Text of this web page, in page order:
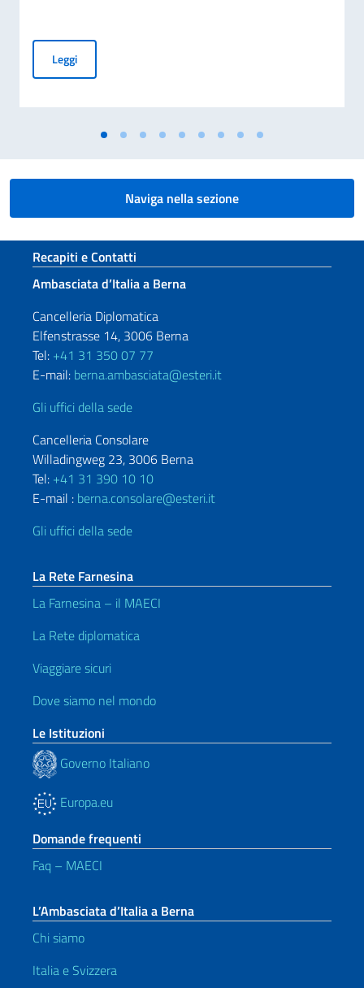
LeggiMESSAGGIO DELL’ON. VICE PRESIDENTE DEL
Naviga nella sezione
Sezione footer
Recapiti e Contatti
Ambasciata d’Italia a Berna
Cancelleria Diplomatica
Elfenstrasse 14, 3006 Berna
Tel: +41 31 350 07 77
E-mail: berna.ambasciata@esteri.it
Gli uffici della sede
Cancelleria Consolare
Willadingweg 23, 3006 Berna
Tel: +41 31 390 10 10
E-mail : berna.consolare@esteri.it
Gli uffici della sede
La Rete Farnesina
La Farnesina – il MAECI
La Rete diplomatica
Viaggiare sicuri
Dove siamo nel mondo
Le Istituzioni
Governo Italiano
Europa.eu
Domande frequenti
Faq – MAECI
L’Ambasciata d’Italia a Berna
Chi siamo
Italia e Svizzera